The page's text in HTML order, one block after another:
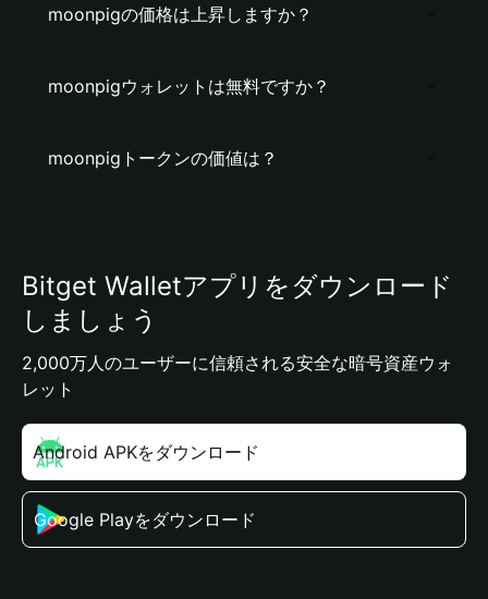
moonpigの価格は上昇しますか？
moonpigウォレットは無料ですか？
moonpigトークンの価値は？
Bitget Walletアプリをダウンロード
しましょう
2,000万人のユーザーに信頼される安全な暗号資産ウォ
レット
Android APKをダウンロード
Google Playをダウンロード